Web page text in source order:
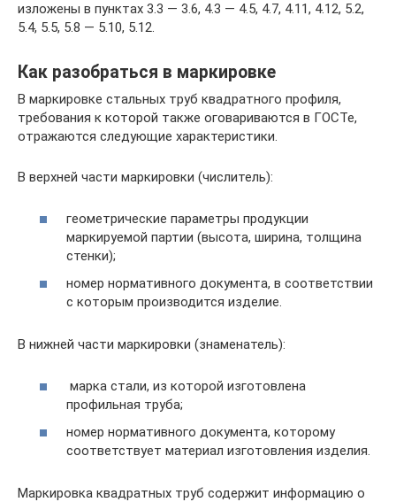
изложены в пунктах 3.3 — 3.6, 4.3 — 4.5, 4.7, 4.11, 4.12, 5.2,
5.4, 5.5, 5.8 — 5.10, 5.12.
Как разобраться в маркировке
В маркировке стальных труб квадратного профиля,
требования к которой также оговариваются в ГОСТе,
отражаются следующие характеристики.
В верхней части маркировки (числитель):
геометрические параметры продукции
маркируемой партии (высота, ширина, толщина
стенки);
номер нормативного документа, в соответствии
с которым производится изделие.
В нижней части маркировки (знаменатель):
марка стали, из которой изготовлена
профильная труба;
номер нормативного документа, которому
соответствует материал изготовления изделия.
Маркировка квадратных труб содержит информацию о